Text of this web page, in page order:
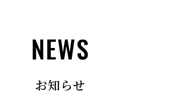
NEWS
お知らせ